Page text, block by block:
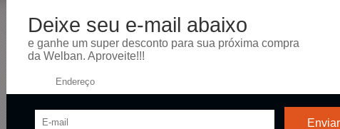
Deixe seu e-mail abaixo
e ganhe um super desconto para sua próxima compra
da Welban. Aproveite!!!
Endereço: